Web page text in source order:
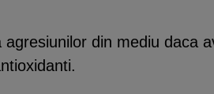
din mediu daca